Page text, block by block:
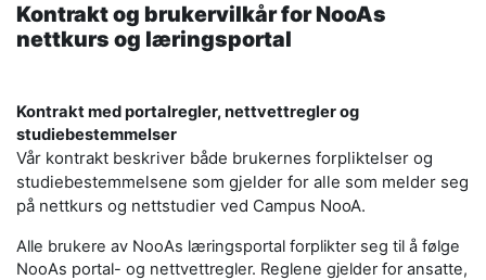
Kontrakt og brukervilkår for NooAs
nettkurs og læringsportal
Kontrakt med portalregler, nettvettregler og
studiebestemmelser
Vår kontrakt beskriver både brukernes forpliktelser og
studiebestemmelsene som gjelder for alle som melder seg
på nettkurs og nettstudier ved Campus NooA.
Alle brukere av NooAs læringsportal forplikter seg til å følge
NooAs portal- og nettvettregler. Reglene gjelder for ansatte,